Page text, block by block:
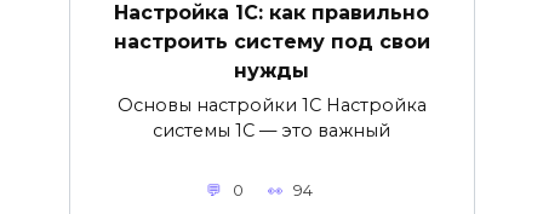
Настройка 1С: как правильно
настроить систему под свои
нужды
Основы настройки 1С Настройка
системы 1С — это важный
0 94